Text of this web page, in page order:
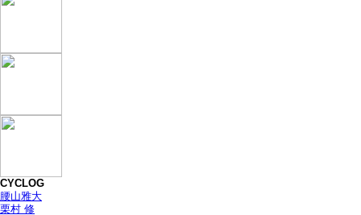
CYCLOG
腰山雅大
栗村 修